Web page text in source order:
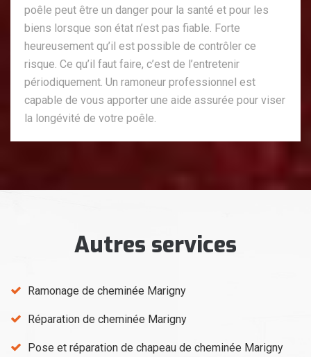
poêle peut être un danger pour la santé et pour les
biens lorsque son état n’est pas fiable. Forte
heureusement qu’il est possible de contrôler ce
risque. Ce qu’il faut faire, c’est de l’entretenir
périodiquement. Un ramoneur professionnel est
capable de vous apporter une aide assurée pour viser
la longévité de votre poêle.
Autres services
Ramonage de cheminée Marigny
Réparation de cheminée Marigny
Pose et réparation de chapeau de cheminée Marigny